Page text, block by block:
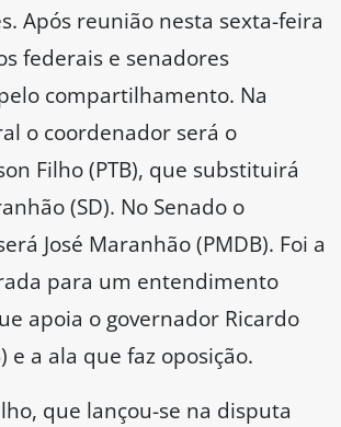
Após reunião nesta sexta-feira
federais e senadores
compartilhamento. Na
o coordenador será o
Filho (PTB), que substituirá
(SD). No Senado o
José Maranhão (PMDB). Foi a
para um entendimento
apoia o governador Ricardo
e a ala que faz oposição.
que lançou-se na disputa